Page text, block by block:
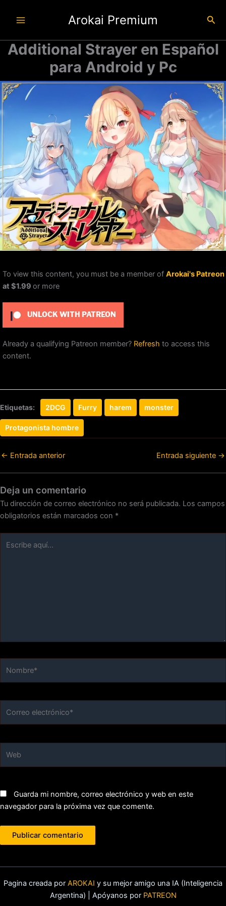
Arokai Premium
Additional Strayer en Español
para Android y Pc
To view this content, you must be a member of Arokai's Patreon
at $1.99 or more
UNLOCK WITH PATREON
Already a qualifying Patreon member? Refresh to access this
content.
Etiquetas: 2DCG Furry harem monster
Protagonista hombre
← Entrada anterior Entrada siguiente →
Deja un comentario
Tu dirección de correo electrónico no será publicada. Los campos
obligatorios están marcados con *
aquí...
Guarda mi nombre, correo electrónico y web en este
navegador para la próxima vez que comente.
Pagina creada por AROKAI y su mejor amigo una IA (Inteligencia
Argentina) | Apóyanos por PATREON